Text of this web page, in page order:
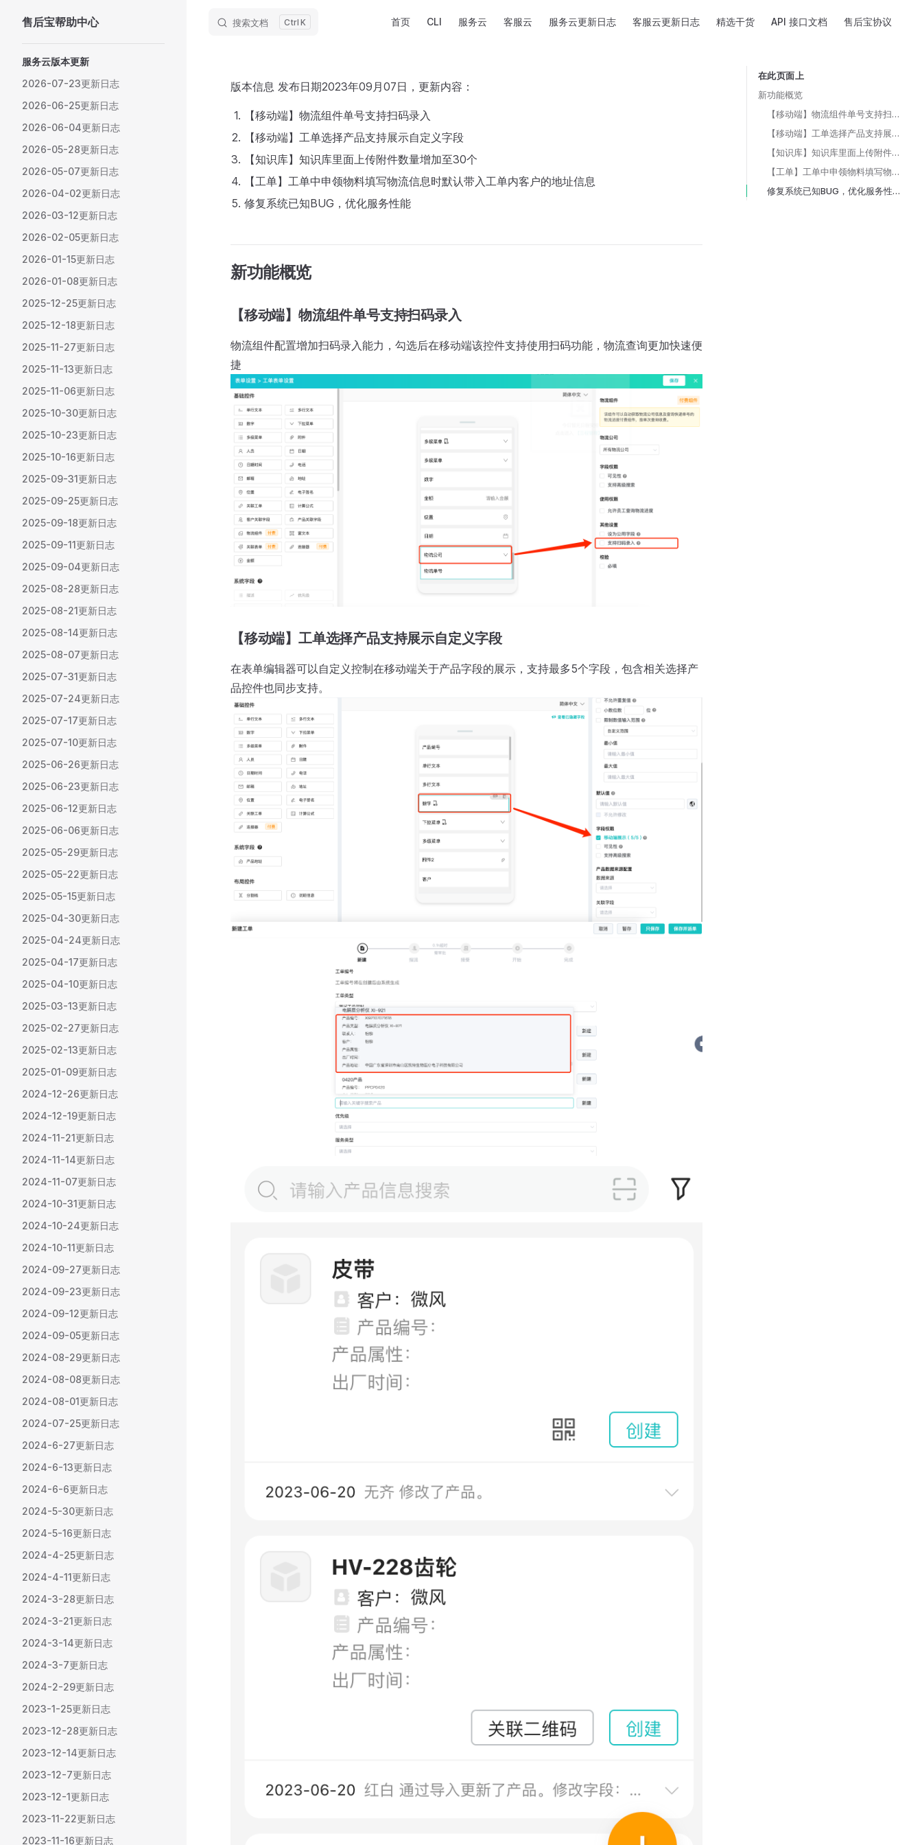
Skip to content
售后宝帮助中心 搜索文档 K 首页 CLI 服务云 客服云 服务云更新日志 客服云更新日志 精选干货 API 接口文档 售后宝协议
服务云版本更新
2026-07-23更新日志
2026-06-25更新日志
2026-06-04更新日志
2026-05-28更新日志
2026-05-07更新日志
2026-04-02更新日志
2026-03-12更新日志
2026-02-05更新日志
2026-01-15更新日志
2026-01-08更新日志
2025-12-25更新日志
2025-12-18更新日志
2025-11-27更新日志
2025-11-13更新日志
2025-11-06更新日志
2025-10-30更新日志
2025-10-23更新日志
2025-10-16更新日志
2025-09-31更新日志
2025-09-25更新日志
2025-09-18更新日志
2025-09-11更新日志
2025-09-04更新日志
2025-08-28更新日志
2025-08-21更新日志
2025-08-14更新日志
2025-08-07更新日志
2025-07-31更新日志
2025-07-24更新日志
2025-07-17更新日志
2025-07-10更新日志
2025-06-26更新日志
2025-06-23更新日志
2025-06-12更新日志
2025-06-06更新日志
2025-05-29更新日志
2025-05-22更新日志
2025-05-15更新日志
2025-04-30更新日志
2025-04-24更新日志
2025-04-17更新日志
2025-04-10更新日志
2025-03-13更新日志
2025-02-27更新日志
2025-02-13更新日志
2025-01-09更新日志
2024-12-26更新日志
2024-12-19更新日志
2024-11-21更新日志
2024-11-14更新日志
2024-11-07更新日志
2024-10-31更新日志
2024-10-24更新日志
2024-10-11更新日志
2024-09-27更新日志
2024-09-23更新日志
2024-09-12更新日志
2024-09-05更新日志
2024-08-29更新日志
2024-08-08更新日志
2024-08-01更新日志
2024-07-25更新日志
2024-6-27更新日志
2024-6-13更新日志
2024-6-6更新日志
2024-5-30更新日志
2024-5-16更新日志
2024-4-25更新日志
2024-4-11更新日志
2024-3-28更新日志
2024-3-21更新日志
2024-3-14更新日志
2024-3-7更新日志
2024-2-29更新日志
2023-1-25更新日志
2023-12-28更新日志
2023-12-14更新日志
2023-12-7更新日志
2023-12-1更新日志
2023-11-22更新日志
2023-11-16更新日志
在此页面上
Table of Contents for current page
新功能概览
【移动端】物流组件单号支持扫码录入
【移动端】工单选择产品支持展示自定义字段
【知识库】知识库里面上传附件数量增加至30个
【工单】工单中申领物料填写物流信息时默认带入工单内客户的地址信息
修复系统已知BUG，优化服务性能。
版本信息 发布日期2023年09月07日，更新内容：
【移动端】物流组件单号支持扫码录入
【移动端】工单选择产品支持展示自定义字段
【知识库】知识库里面上传附件数量增加至30个
【工单】工单中申领物料填写物流信息时默认带入工单内客户的地址信息
修复系统已知BUG，优化服务性能
新功能概览
【移动端】物流组件单号支持扫码录入
物流组件配置增加扫码录入能力，勾选后在移动端该控件支持使用扫码功能，物流查询更加快速便
捷
【移动端】工单选择产品支持展示自定义字段
在表单编辑器可以自定义控制在移动端关于产品字段的展示，支持最多5个字段，包含相关选择产
品控件也同步支持。